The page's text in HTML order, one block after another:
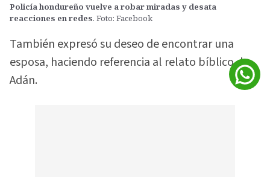
Policía hondureño vuelve a robar miradas y desata
reacciones en redes. Foto: Facebook
También expresó su deseo de encontrar una
esposa, haciendo referencia al relato bíblico de
Adán.